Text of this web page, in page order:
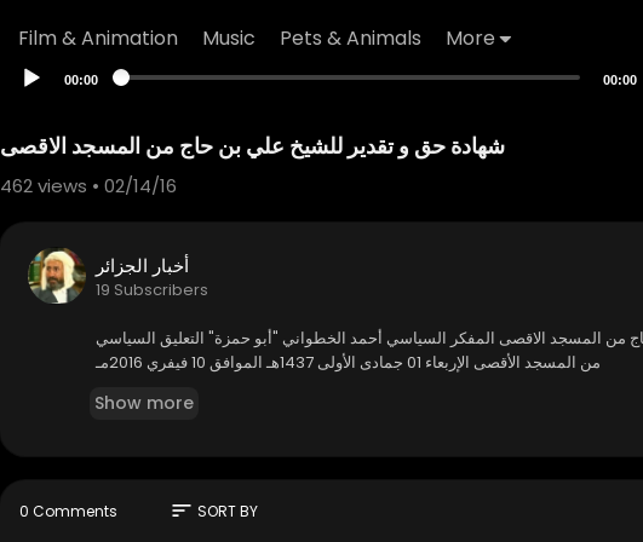
Film & Animation Music Pets & Animals More
00:00 00:00
شهادة حق و تقدير للشيخ علي بن حاج من المسجد الاقصى
462views • 02/14/16
أخبار الجزائر
19 Subscribers
من المسجد الاقصى المفكر السياسي أحمد الخطواني "أبو حمزة" التعليق السياسي
من المسجد الأقصى الإربعاء 01 جمادى الأولى 1437هـ الموافق 10 فيفري 2016مـ
Show more
0 Comments sort SORT BY